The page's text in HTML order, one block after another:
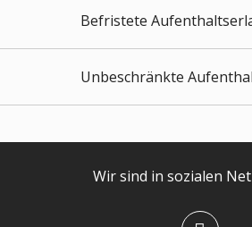
Befristete
Unbeschränkte
Wir sind in sozialen